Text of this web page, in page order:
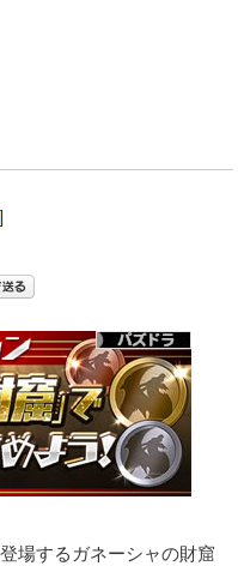
]
場するガネーシャの財窟